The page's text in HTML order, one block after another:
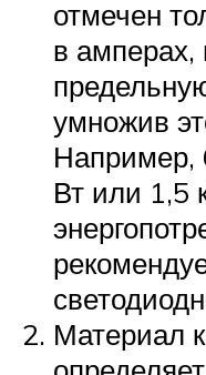
отмечен
в
умножив
Например,
Вт или 1,5
Материал